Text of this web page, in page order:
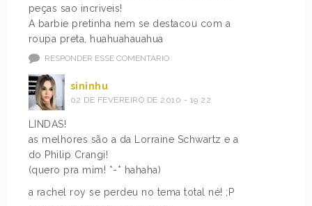
peças sao incriveis!
A barbie pretinha nem se destacou com a
roupa preta, huahuahauahua
RESPONDER ESSE COMENTÁRIO
sininhu
02 DE FEVEREIRO DE 2010 - 19:22
LINDAS!
as melhores são a da Lorraine Schwartz e a
do Philip Crangi!
(quero pra mim! *-* hahaha)
a rachel roy se perdeu no tema total né! ;P